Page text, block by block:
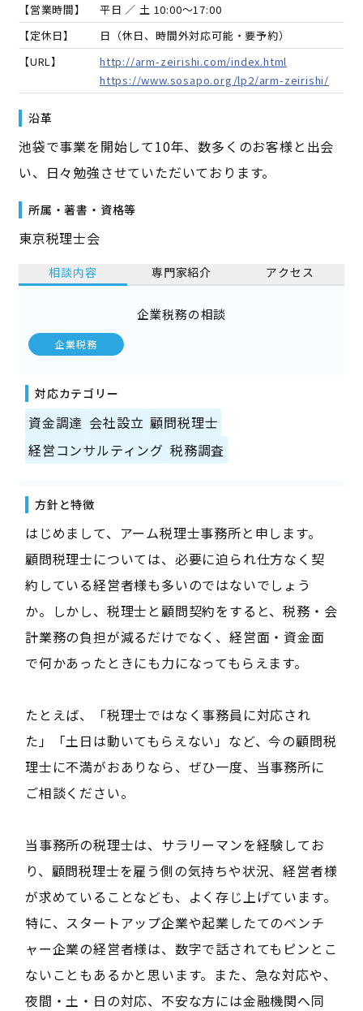
【営業時間】
平日 ／ 土 10:00～17:00
【定休日】
日（休日、時間外対応可能・要予約）
【URL】
http://arm-zeirishi.com/index.html
https://www.sosapo.org/lp2/arm-zeirishi/
沿革
池袋で事業を開始して10年、数多くのお客様と出会
い、日々勉強させていただいております。
所属・著書・資格等
東京税理士会
相談内容 専門家紹介 アクセス
企業税務の相談
企業税務
対応カテゴリー
資金調達 会社設立 顧問税理士
経営コンサルティング 税務調査
方針と特徴
はじめまして、アーム税理士事務所と申します。
顧問税理士については、必要に迫られ仕方なく契
約している経営者様も多いのではないでしょう
か。しかし、税理士と顧問契約をすると、税務・会
計業務の負担が減るだけでなく、経営面・資金面
で何かあったときにも力になってもらえます。
たとえば、「税理士ではなく事務員に対応され
た」「土日は動いてもらえない」など、今の顧問税
理士に不満がおありなら、ぜひ一度、当事務所に
ご相談ください。
当事務所の税理士は、サラリーマンを経験してお
り、顧問税理士を雇う側の気持ちや状況、経営者様
が求めていることなども、よく存じ上げています。
特に、スタートアップ企業や起業したてのベンチ
ャー企業の経営者様は、数字で話されてもピンとこ
ないこともあるかと思います。また、急な対応や、
夜間・土・日の対応、不安な方には金融機関へ同